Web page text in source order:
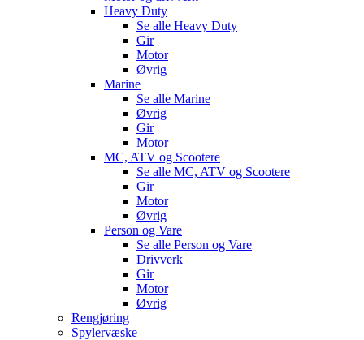
Heavy Duty
Se alle Heavy Duty
Gir
Motor
Øvrig
Marine
Se alle Marine
Øvrig
Gir
Motor
MC, ATV og Scootere
Se alle MC, ATV og Scootere
Gir
Motor
Øvrig
Person og Vare
Se alle Person og Vare
Drivverk
Gir
Motor
Øvrig
Rengjøring
Spylervæske